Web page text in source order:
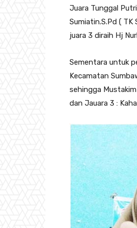
Juara Tunggal
Sumiatin.S.Pd ( TK
juara 3 diraih Hj
Sementara untuk
Kecamatan
sehingga
dan Jauara 3 :